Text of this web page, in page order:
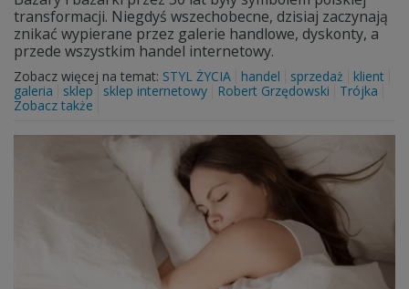
transformacji. Niegdyś wszechobecne, dzisiaj zaczynają
znikać wypierane przez galerie handlowe, dyskonty, a
przede wszystkim handel internetowy.
Zobacz więcej na temat: STYL ŻYCIA handel sprzedaż
klient
galeria
sklep sklep internetowy Robert Grzędowski
Trójka
Zobacz także